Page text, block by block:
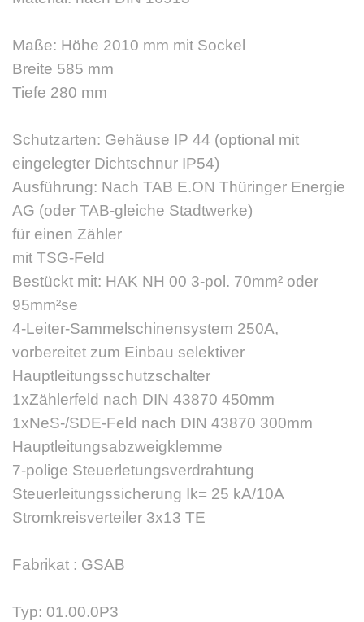
Maße: Höhe 2010 mm mit Sockel
Breite 585 mm
Tiefe 280 mm
Schutzarten: Gehäuse IP 44 (optional mit
eingelegter Dichtschnur IP54)
Ausführung: Nach TAB E.ON Thüringer Energie
AG (oder TAB-gleiche Stadtwerke)
für einen Zähler
mit TSG-Feld
Bestückt mit: HAK NH 00 3-pol. 70mm² oder
95mm²se
4-Leiter-Sammelschinensystem 250A,
vorbereitet zum Einbau selektiver
Hauptleitungsschutzschalter
1xZählerfeld nach DIN 43870 450mm
1xNeS-/SDE-Feld nach DIN 43870 300mm
Hauptleitungsabzweigklemme
7-polige Steuerletungsverdrahtung
Steuerleitungssicherung Ik= 25 kA/10A
Stromkreisverteiler 3x13 TE
Fabrikat : GSAB
Typ: 01.00.0P3